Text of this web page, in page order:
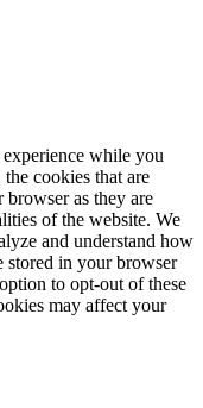
while you
cookies that are
browser as they are
of the website. We
and understand how
stored in your browser
to opt-out of these
may affect your